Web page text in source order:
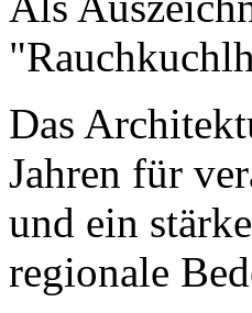
Das
Jahren für
und ein
regionale